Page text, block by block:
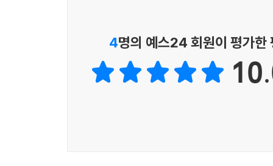
2) 이해하기 쉽고 상세한 해설과 오답 개념 체크
- 정답에 대한 상세한 해설뿐만 아니라 오답까지
4명의 예스24 회원이 평가한